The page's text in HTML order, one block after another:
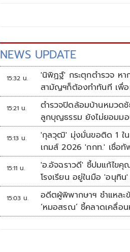
NEWS UPDATE
15:32 น.
'นิพิฏฐ์' กระตุกตำรวจ หา
สามัญฯก็ต้องทำทันที เพื่
เสียชีวิตเพิ่ม
15:21 น.
ตำรวจปิดล้อมบ้านหมวด
ลูกบุญธรรม ยังไม่ยอมม
15:13 น.
'กุลวุฒิ' มุ่งมั่นขอติด 1 ใน
เกมส์ 2026 'กกท.' เชื่อทั
เหรียญแน่
15:11 น.
'อ.อัจฉราวดี' ชี้ปมแก้ไขคุ
โรงเรียน อยู่ในมือ 'อนุทิน
แรงกับ ก.ศึกษา เรื่องปืน
15:03 น.
อดีตผู้พิพากษาฯ ชำแหละ
‘หมอสรณ’ ชี้คลาดเคลื่อ